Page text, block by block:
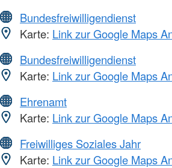
Bundesfreiwilligendienst
Karte: Link zur Google Maps
Bundesfreiwilligendienst
Karte: Link zur Google Maps
Ehrenamt
Karte: Link zur Google Maps
Freiwilliges Soziales Jahr
Karte: Link zur Google Maps